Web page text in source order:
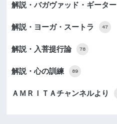
解説・バガヴァッド・ギーター
解説・ヨーガ・スートラ 47
解説・入菩提行論 78
解説・心の訓練 89
ＡＭＲＩＴＡチャンネルより